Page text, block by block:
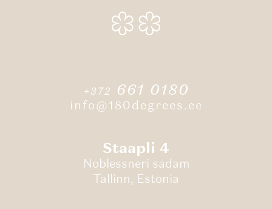
+372 661 0180
info@180degrees.ee
Staapli 4
Noblessneri sadam
Tallinn, Estonia